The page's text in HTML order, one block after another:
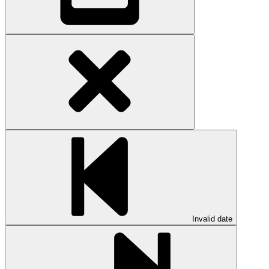
Invalid date